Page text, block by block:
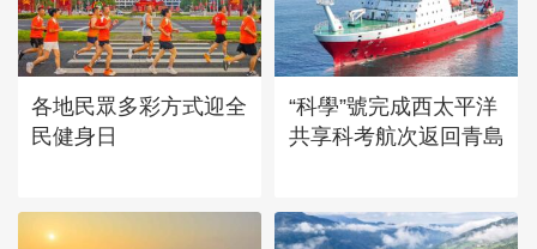
各地民眾多彩方式迎全
民健身日
“科學”號完成西太平洋
共享科考航次返回青島